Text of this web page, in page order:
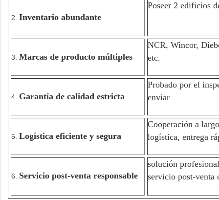
2. Inventario abundante
Poseer 2 edificios
3. Marcas de producto múltiples
NCR, Wincor,
etc.
4. Garantía de calidad estricta
Probado por el
enviar
5. Logística eficiente y segura
Cooperación a
logística, entrega
6. Servicio post-venta responsable
solución
servicio post-venta